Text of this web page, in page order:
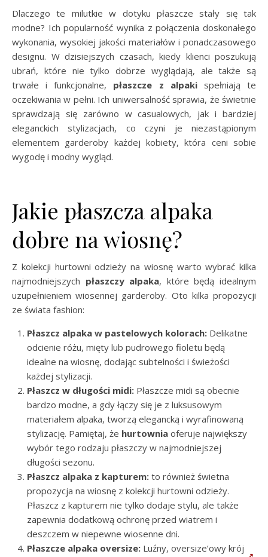
Dlaczego te milutkie w dotyku płaszcze stały się tak
modne? Ich popularność wynika z połączenia doskonałego
wykonania, wysokiej jakości materiałów i ponadczasowego
designu. W dzisiejszych czasach, kiedy klienci poszukują
ubrań, które nie tylko dobrze wyglądają, ale także są
trwałe i funkcjonalne, płaszcze z alpakispełniają te
oczekiwania w pełni. Ich uniwersalność sprawia, że świetnie
sprawdzają się zarówno w casualowych, jak i bardziej
eleganckich stylizacjach, co czyni je niezastąpionym
elementem garderoby każdej kobiety, która ceni sobie
wygodę i modny wygląd.
Jakie płaszcza alpaka
dobre na wiosnę?
Z kolekcji hurtowni odzieży na wiosnę warto wybrać kilka
najmodniejszych płaszczy alpaka, które będą idealnym
uzupełnieniem wiosennej garderoby. Oto kilka propozycji
ze świata fashion:
Płaszcz alpaka w pastelowych kolorach: Delikatne
odcienie różu, mięty lub pudrowego fioletu będą
idealne na wiosnę, dodając subtelności i świeżości
każdej stylizacji.
Płaszcz w długości midi: Płaszcze midi są obecnie
bardzo modne, a gdy łączy się je z luksusowym
materiałem alpaka, tworzą elegancką i wyrafinowaną
stylizację. Pamiętaj, że hurtownia oferuje największy
wybór tego rodzaju płaszczy w najmodniejszej
długości sezonu.
Płaszcz alpaka z kapturem: to również świetna
propozycja na wiosnę z kolekcji hurtowni odzieży.
Płaszcz z kapturem nie tylko dodaje stylu, ale także
zapewnia dodatkową ochronę przed wiatrem i
deszczem w niepewne wiosenne dni.
Płaszcze alpaka oversize: Luźny, oversize’owy krój